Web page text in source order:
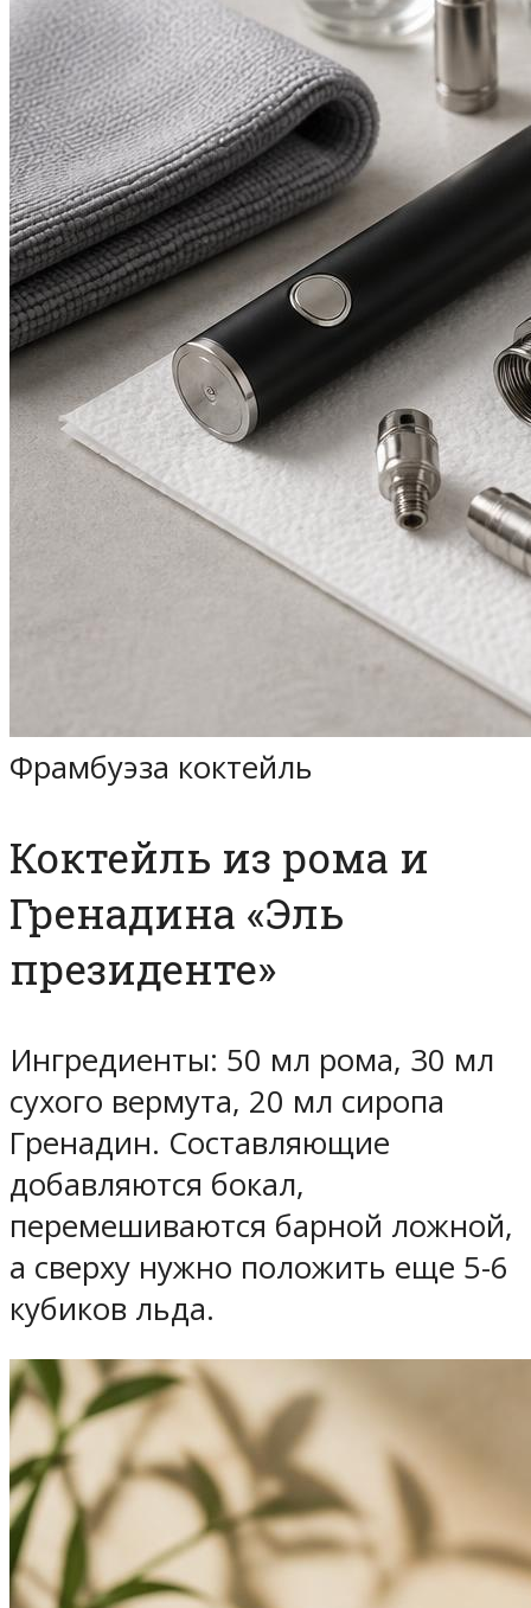
Фрамбуэза коктейль
Коктейль из рома и
Гренадина «Эль
президенте»
Ингредиенты: 50 мл рома, 30 мл
сухого вермута, 20 мл сиропа
Гренадин. Составляющие
добавляются бокал,
перемешиваются барной ложной,
а сверху нужно положить еще 5-6
кубиков льда.